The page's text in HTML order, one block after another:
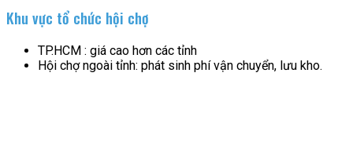
Khu vực tổ chức hội chợ
TP.HCM : giá cao hơn các tỉnh
Hội chợ ngoài tỉnh: phát sinh phí vận chuyển, lưu kho.